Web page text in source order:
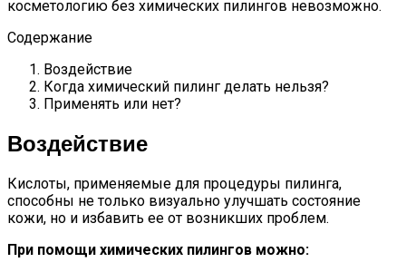
косметологию без химических пилингов невозможно.
Содержание
Воздействие
Когда химический пилинг делать нельзя?
Применять или нет?
Воздействие
Кислоты, применяемые для процедуры пилинга,
способны не только визуально улучшать состояние
кожи, но и избавить ее от возникших проблем.
При помощи химических пилингов можно: